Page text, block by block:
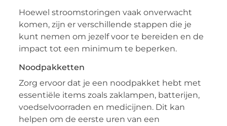
Hoewel stroomstoringen vaak onverwacht
komen, zijn er verschillende stappen die je
kunt nemen om jezelf voor te bereiden en de
impact tot een minimum te beperken.
Noodpakketten
Zorg ervoor dat je een noodpakket hebt met
essentiële items zoals zaklampen, batterijen,
voedselvoorraden en medicijnen. Dit kan
helpen om de eerste uren van een